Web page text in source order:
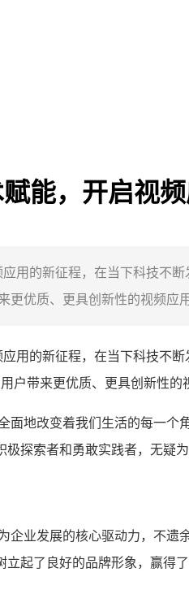
能，开启视
用的新征程，在当下科技不
优质、更具创新性的视频应
用的新征程，在当下科技不
户带来更优质、更具创新性的
地改变着我们生活的每一个
探索者和勇敢实践者，无疑
业发展的核心驱动力，不
起了良好的品牌形象，赢得